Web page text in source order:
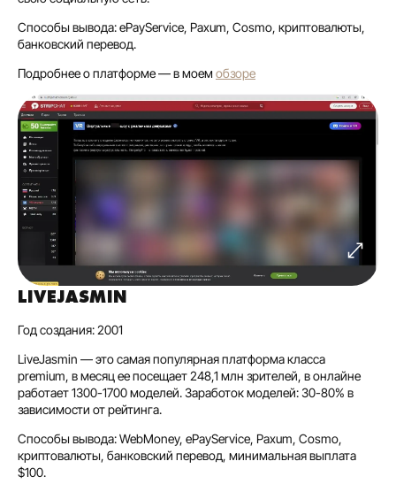
Способы вывода: ePayService, Paxum, Cosmo, криптовалюты,
банковский перевод.
Подробнее о платформе — в моем обзоре
LIVEJASMIN
Год создания: 2001
LiveJasmin — это самая популярная платформа класса
premium, в месяц ее посещает 248,1 млн зрителей, в онлайне
работает 1300-1700 моделей. Заработок моделей: 30-80% в
зависимости от рейтинга.
Способы вывода: WebMoney, ePayService, Paxum, Cosmo,
криптовалюты, банковский перевод, минимальная выплата
$100.